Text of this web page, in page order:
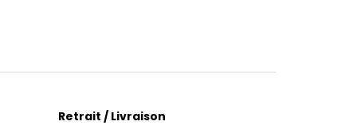
Retrait / Livraison